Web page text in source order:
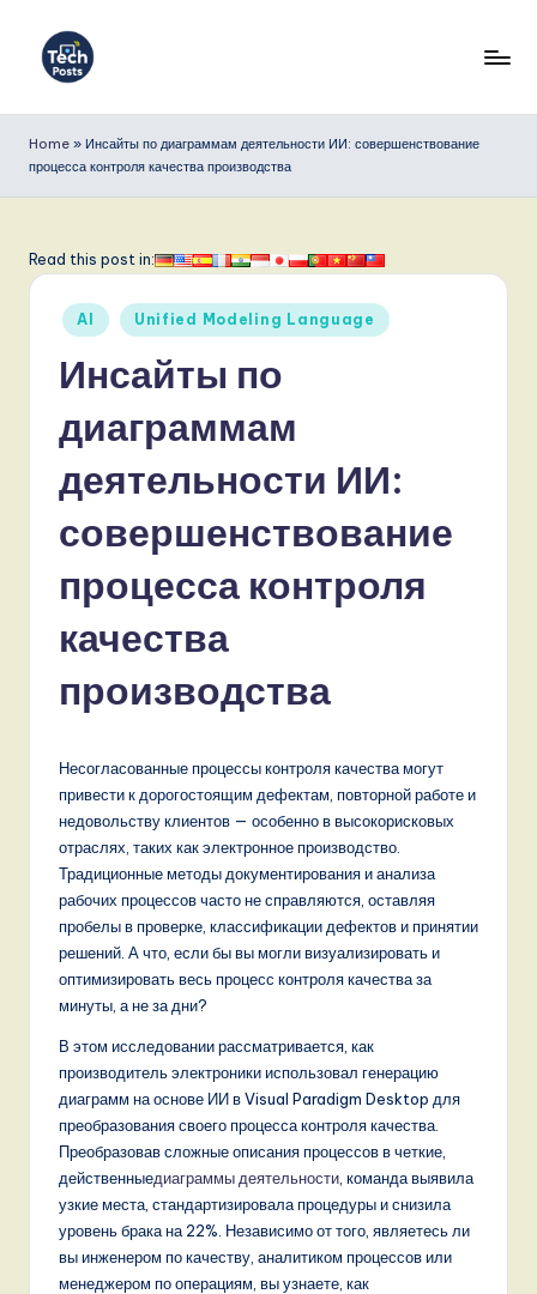
Перейти
e
c
P
R
si
T
d
in
A
Home » Инсайты по диаграммам деятельности ИИ: совершенствование
процесса контроля качества производства
Read this post in:
Опубликовано
AI Unified Modeling Language
Инсайты по
диаграммам
деятельности ИИ:
совершенствование
процесса контроля
качества
производства
Несогласованные процессы контроля качества могут
привести к дорогостоящим дефектам, повторной работе и
недовольству клиентов — особенно в высокорисковых
отраслях, таких как электронное производство.
Традиционные методы документирования и анализа
рабочих процессов часто не справляются, оставляя
пробелы в проверке, классификации дефектов и принятии
решений. А что, если бы вы могли визуализировать и
оптимизировать весь процесс контроля качества за
минуты, а не за дни?
В этом исследовании рассматривается, как
производитель электроники использовал генерацию
диаграмм на основе ИИ в Visual Paradigm Desktop для
преобразования своего процесса контроля качества.
Преобразовав сложные описания процессов в четкие,
действенныедиаграммы деятельности , команда выявила
узкие места, стандартизировала процедуры и снизила
уровень брака на 22%. Независимо от того, являетесь ли
вы инженером по качеству, аналитиком процессов или
менеджером по операциям, вы узнаете, как